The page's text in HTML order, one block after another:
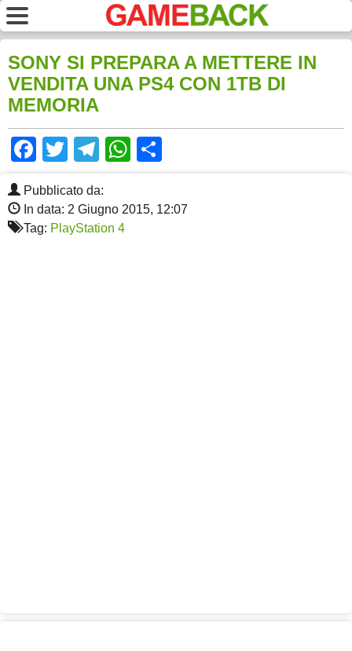
SONY SI PREPARA A METTERE IN
VENDITA UNA PS4 CON 1TB DI
MEMORIA
Facebook
TwitterTelegram
WhatsApp
Pubblicato da:
In data: 2 Giugno 2015, 12:07
Tag: PlayStation 4